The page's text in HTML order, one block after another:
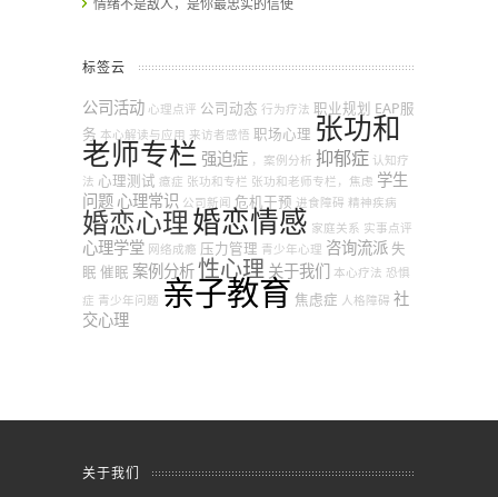
情绪不是敌人，是你最忠实的信使
标签云
公司活动 心理点评 公司动态 行为疗法 职业规划 EAP服
务 本心解读与应用 来访者感悟 职场心理 张功和
老师专栏 强迫症 ，案例分析 抑郁症 认知疗
法 心理测试 癔症 张功和专栏 张功和老师专栏，焦虑 学生
问题 心理常识 公司新闻 危机干预 进食障碍 精神疾病
婚恋心理婚恋情感 家庭关系 实事点评
心理学堂 网络成瘾 压力管理 青少年心理 咨询流派 失
眠 催眠 案例分析性心理 关于我们 本心疗法 恐惧
症 青少年问题 亲子教育焦虑症 人格障碍 社
交心理
关于我们